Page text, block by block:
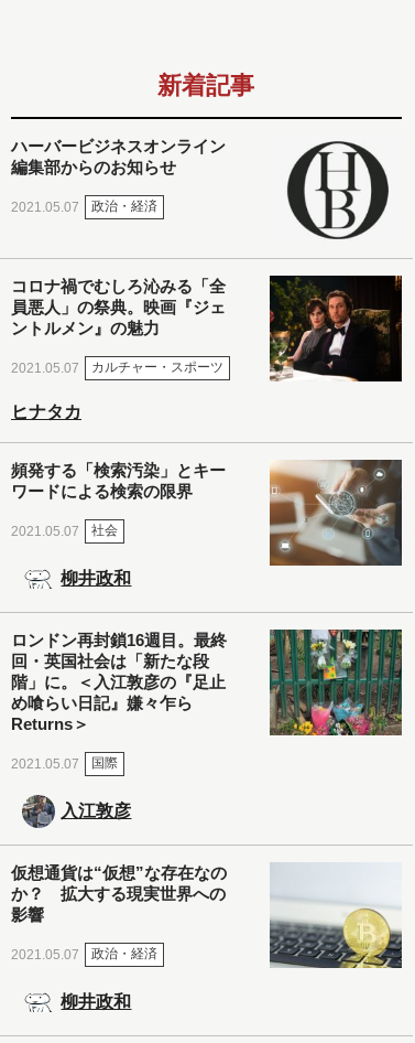
新着記事
ハーバービジネスオンライン
編集部からのお知らせ
2021.05.07 政治・経済
コロナ禍でむしろ沁みる「全
員悪人」の祭典。映画『ジェ
ントルメン』の魅力
2021.05.07 カルチャー・スポーツ
ヒナタカ
頻発する「検索汚染」とキー
ワードによる検索の限界
2021.05.07 社会
柳井政和
ロンドン再封鎖16週目。最終
回・英国社会は「新たな段
階」に。＜入江敦彦の『足止
め喰らい日記』嫌々乍ら
Returns＞
2021.05.07 国際
入江敦彦
仮想通貨は“仮想”な存在なの
か？ 拡大する現実世界への
影響
2021.05.07 政治・経済
柳井政和